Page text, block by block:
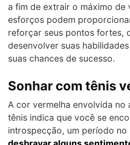
a fim de extrair o máximo de
esforços podem
reforçar seus pontos fortes,
desenvolver suas
suas chances de sucesso.
Sonhar com tênis
A cor vermelha envolvida no
tênis indica que você se
introspecção, um período no